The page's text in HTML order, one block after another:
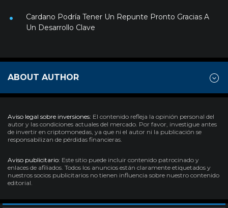
Cardano Podría Tener Un Repunte Pronto Gracias A
Un Desarrollo Clave
ABOUT AUTHOR
Aviso legal sobre inversiones: El contenido refleja la opinión personal del
autor y las condiciones actuales del mercado. Por favor, investigue antes
de invertir en criptomonedas, ya que ni el autor ni la publicación se
responsabilizan de pérdidas financieras.
Aviso publicitario: Este sitio puede incluir contenido patrocinado y
enlaces de afiliados. Todos los anuncios están claramente etiquetados y
nuestros socios publicitarios no tienen influencia sobre nuestro contenido
editorial.